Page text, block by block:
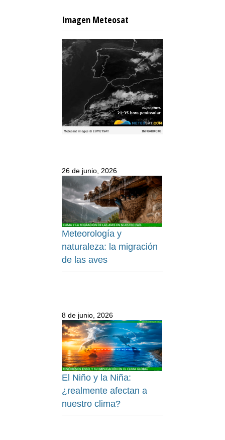
Imagen Meteosat
26 de junio, 2026
Meteorología y
naturaleza: la migración
de las aves
8 de junio, 2026
El Niño y la Niña:
¿realmente afectan a
nuestro clima?